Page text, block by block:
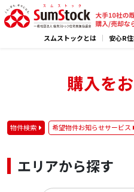
スムストックとは 安心R
購入を
物件検索 希望物件お知らせサービス
エリアから探す